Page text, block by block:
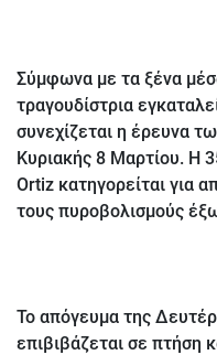
Σύμφωνα με τα ξένα
τραγουδίστρια
συνεχίζεται η έρευνα
Κυριακής 8 Μαρτίου. Η
Ortiz κατηγορείται για
τους πυροβολισμούς
Το απόγευμα της
επιβιβάζεται σε πτήση